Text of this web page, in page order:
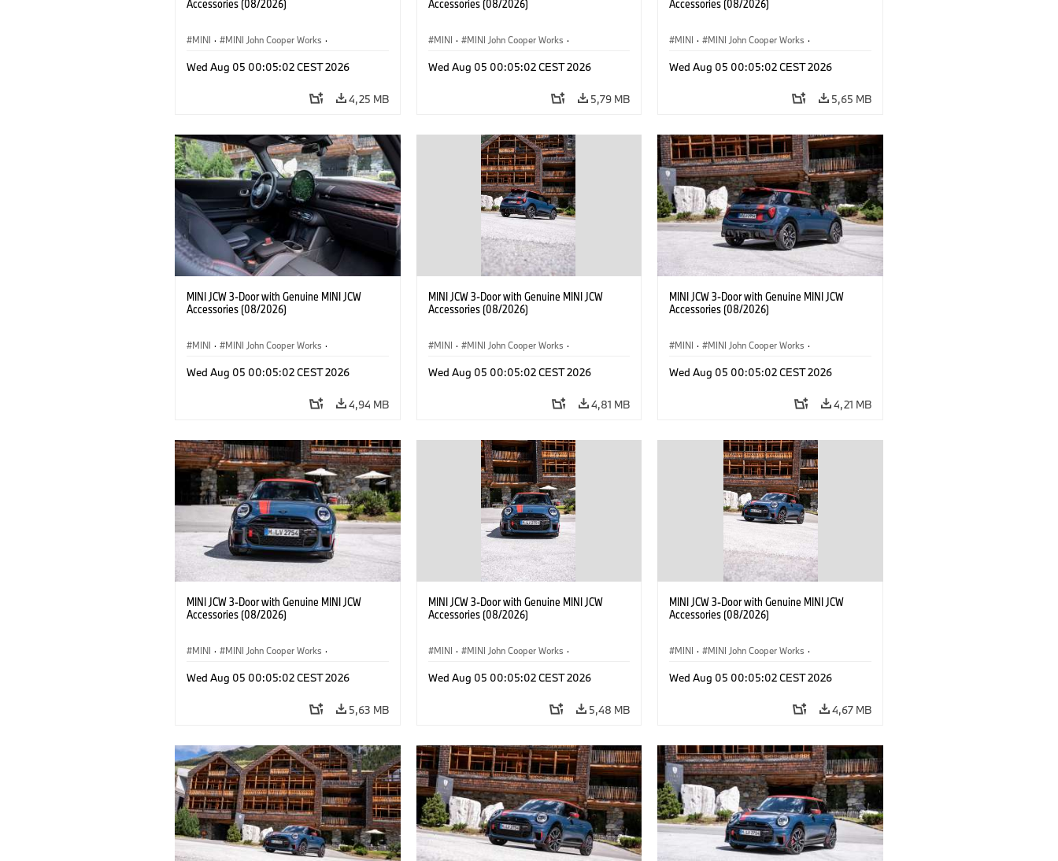
Accessories (08/2026)
MINI · MINI John Cooper Works ·
Wed Aug 05 00:05:02 CEST 2026
4,25 MB
Accessories (08/2026)
MINI · MINI John Cooper Works ·
Wed Aug 05 00:05:02 CEST 2026
5,79 MB
Accessories (08/2026)
MINI · MINI John Cooper Works ·
Wed Aug 05 00:05:02 CEST 2026
5,65 MB
MINI JCW 3-Door with Genuine MINI JCW
Accessories (08/2026)
MINI · MINI John Cooper Works ·
Wed Aug 05 00:05:02 CEST 2026
4,94 MB
MINI JCW 3-Door with Genuine MINI JCW
Accessories (08/2026)
MINI · MINI John Cooper Works ·
Wed Aug 05 00:05:02 CEST 2026
4,81 MB
MINI JCW 3-Door with Genuine MINI JCW
Accessories (08/2026)
MINI · MINI John Cooper Works ·
Wed Aug 05 00:05:02 CEST 2026
4,21 MB
MINI JCW 3-Door with Genuine MINI JCW
Accessories (08/2026)
MINI · MINI John Cooper Works ·
Wed Aug 05 00:05:02 CEST 2026
5,63 MB
MINI JCW 3-Door with Genuine MINI JCW
Accessories (08/2026)
MINI · MINI John Cooper Works ·
Wed Aug 05 00:05:02 CEST 2026
5,48 MB
MINI JCW 3-Door with Genuine MINI JCW
Accessories (08/2026)
MINI · MINI John Cooper Works ·
Wed Aug 05 00:05:02 CEST 2026
4,67 MB